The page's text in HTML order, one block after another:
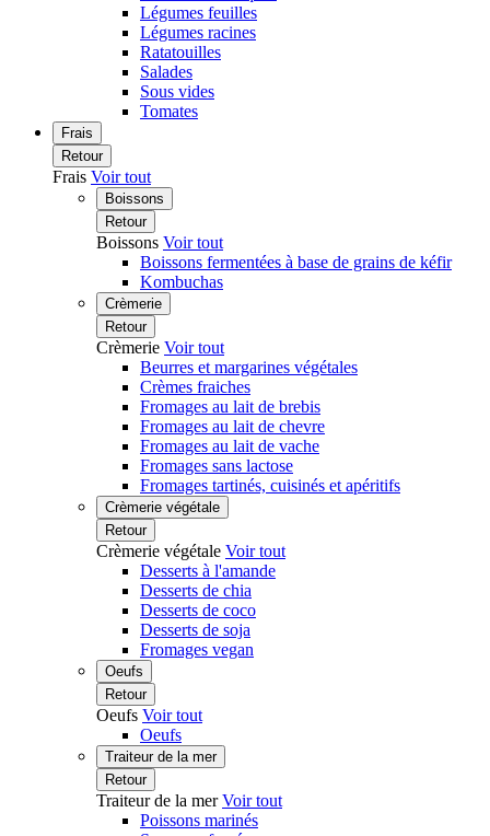
Légumes feuilles
Légumes racines
Ratatouilles
Salades
Sous vides
Tomates
Frais
Retour
Frais Voir tout
Boissons
Retour
Boissons Voir tout
Boissons fermentées à base de grains de kéfir
Kombuchas
Crèmerie
Retour
Crèmerie Voir tout
Beurres et margarines végétales
Crèmes fraiches
Fromages au lait de brebis
Fromages au lait de chevre
Fromages au lait de vache
Fromages sans lactose
Fromages tartinés, cuisinés et apéritifs
Crèmerie végétale
Retour
Crèmerie végétale Voir tout
Desserts à l'amande
Desserts de chia
Desserts de coco
Desserts de soja
Fromages vegan
Oeufs
Retour
Oeufs Voir tout
Oeufs
Traiteur de la mer
Retour
Traiteur de la merVoir tout
Poissons marinés